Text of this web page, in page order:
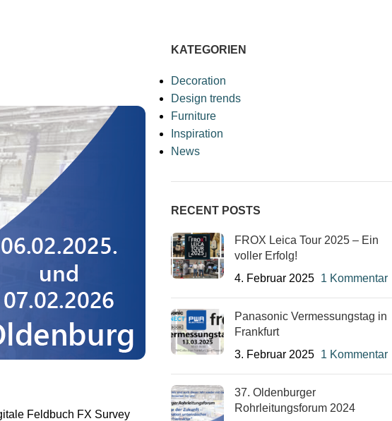
Feldbuch FX Survey
KATEGORIEN
Decoration
Design trends
Furniture
Inspiration
News
RECENT POSTS
FROX Leica Tour 2025 – Ein
voller Erfolg!
4. Februar 2025
1 Kommentar
Panasonic Vermessungstag in
Frankfurt
3. Februar 2025
1 Kommentar
37. Oldenburger
Rohrleitungsforum 2024